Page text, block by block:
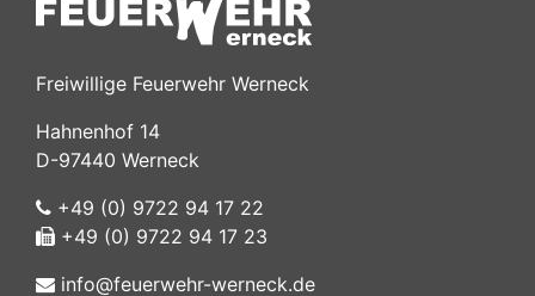
Freiwillige Feuerwehr Werneck
Hahnenhof 14
D-97440 Werneck
+49 (0) 9722 94 17 22
+49 (0) 9722 94 17 23
info@feuerwehr-werneck.de